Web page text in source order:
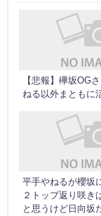
【悲報】欅坂OG
ねる以外まともに
平手やねるが櫻坂
２トップ返り咲き
と思うけど日向坂